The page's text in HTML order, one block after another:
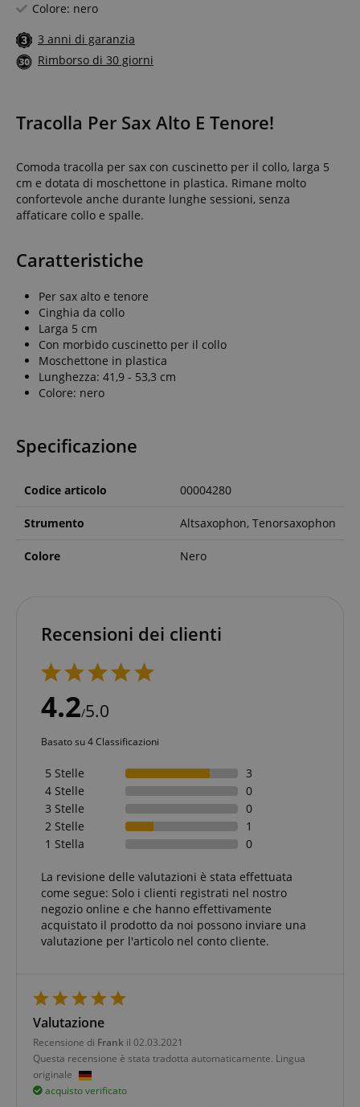
Colore: nero
3 anni di garanzia
Rimborso di 30 giorni
Tracolla Per Sax Alto E Tenore!
Comoda tracolla per sax con cuscinetto per il collo, larga 5
cm e dotata di moschettone in plastica. Rimane molto
confortevole anche durante lunghe sessioni, senza
affaticare collo e spalle.
Caratteristiche
Per sax alto e tenore
Cinghia da collo
Larga 5 cm
Con morbido cuscinetto per il collo
Moschettone in plastica
Lunghezza: 41,9 - 53,3 cm
Colore: nero
Specificazione
Codice articolo 00004280
Strumento Altsaxophon, Tenorsaxophon
Colore Nero
Recensioni dei clienti
4.2/5.0
Basato su 4 Classificazioni
5 Stelle
3
4 Stelle
0
3 Stelle
0
2 Stelle
1
1 Stella
0
La revisione delle valutazioni è stata effettuata
come segue: Solo i clienti registrati nel nostro
negozio online e che hanno effettivamente
acquistato il prodotto da noi possono inviare una
valutazione per l'articolo nel conto cliente.
Valutazione
Recensione di Frank il 02.03.2021
Questa recensione è stata tradotta automaticamente. Lingua
originale
acquisto verificato